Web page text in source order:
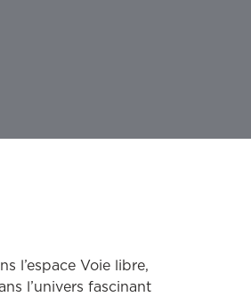
l’espace Voie libre,
l’univers fascinant